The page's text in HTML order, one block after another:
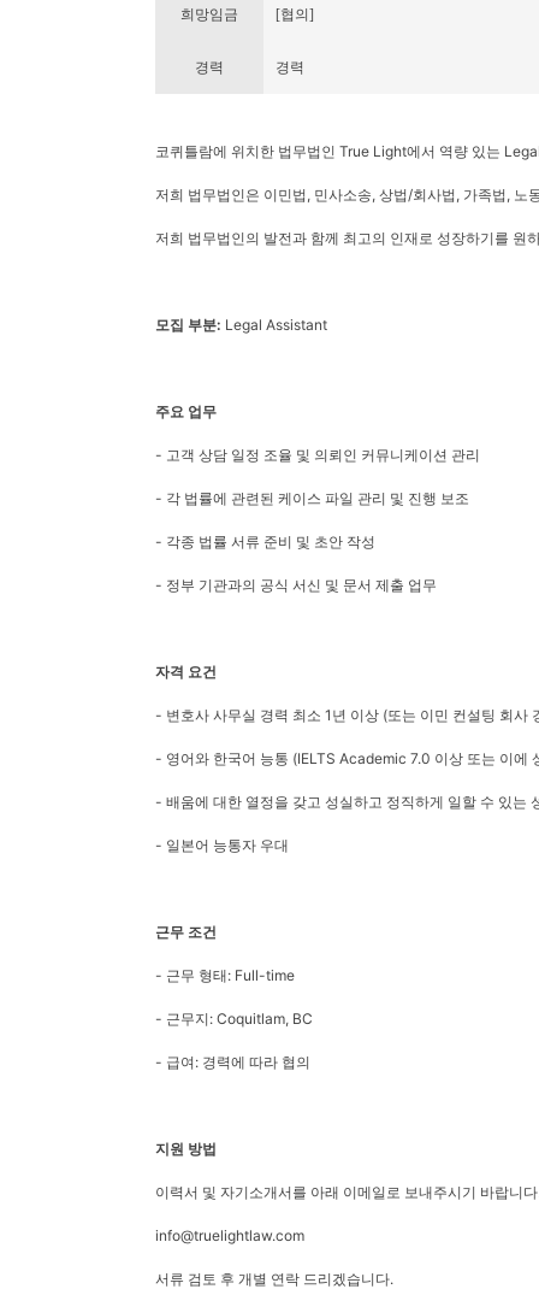
희망임금 [협의]
경력 경력
코퀴틀람에 위치한 법무법인 True Light에서 역량 있는
저희 법무법인은 이민법, 민사소송, 상법/회사법, 가족법,
저희 법무법인의 발전과 함께 최고의 인재로 성장하기를 원
모집 부분: Legal Assistant
주요 업무
- 고객 상담 일정 조율 및 의뢰인 커뮤니케이션 관리
- 각 법률에 관련된 케이스 파일 관리 및 진행 보조
- 각종 법률 서류 준비 및 초안 작성
- 정부 기관과의 공식 서신 및 문서 제출 업무
자격 요건
- 변호사 사무실 경력 최소 1년 이상 (또는 이민 컨설팅 회사
- 영어와 한국어 능통 (IELTS Academic 7.0 이상 또는 이에
- 배움에 대한 열정을 갖고 성실하고 정직하게 일할 수 있는
- 일본어 능통자 우대
근무 조건
- 근무 형태: Full-time
- 근무지: Coquitlam, BC
- 급여: 경력에 따라 협의
지원 방법
이력서 및 자기소개서를 아래 이메일로 보내주시기 바랍니
info@truelightlaw.com
서류 검토 후 개별 연락 드리겠습니다.